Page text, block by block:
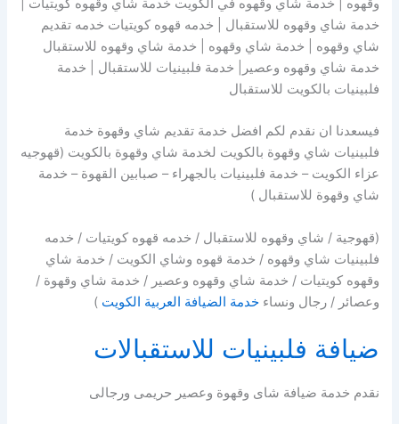
وقهوه | خدمة شاي وقهوه في الكويت خدمة شاي وقهوه كويتيات |
خدمة شاي وقهوه للاستقبال | خدمه قهوه كويتيات خدمه تقديم
شاي وقهوه | خدمة شاي وقهوه | خدمة شاي وقهوه للاستقبال
خدمة شاي وقهوه وعصير| خدمة فلبينيات للاستقبال | خدمة
فلبينيات بالكويت للاستقبال
فيسعدنا ان نقدم لكم افضل خدمة تقديم شاي وقهوة خدمة
فلبينيات شاي وقهوة بالكويت لخدمة شاي وقهوة بالكويت (قهوجيه
عزاء الكويت – خدمة فلبينيات بالجهراء – صبابين القهوة – خدمة
شاي وقهوة للاستقبال )
(قهوجية / شاي وقهوه للاستقبال / خدمه قهوه كويتيات / خدمه
فلبينيات شاي وقهوه / خدمة قهوه وشاي الكويت / خدمة شاي
وقهوه كويتيات / خدمة شاي وقهوه وعصير / خدمة شاي وقهوة /
وعصائر / رجال ونساءخدمة الضيافة العربية الكويت )
ضيافة فلبينيات للاستقبالات
نقدم خدمة ضيافة شاى وقهوة وعصير حريمى ورجالى